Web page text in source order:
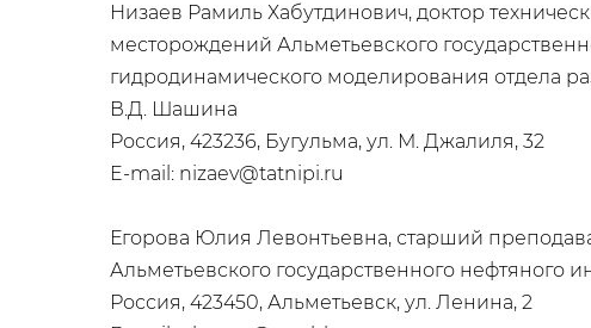
Низаев Рамиль Хабутдинович, доктор
месторождений Альметьевского
гидродинамического моделирования отдела
В.Д. Шашина
Россия, 423236, Бугульма, ул. М. Джалиля, 32
E-mail: nizaev@tatnipi.ru
Егорова Юлия Левонтьевна, старший
Альметьевского государственного нефтяного
Россия, 423450, Альметьевск, ул. Ленина, 2